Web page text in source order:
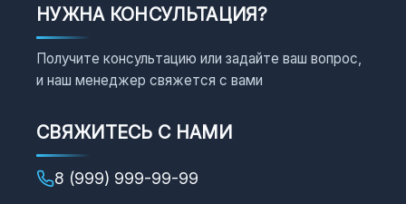
НУЖНА КОНСУЛЬТАЦИЯ?
Получите консультацию или задайте ваш вопрос,
и наш менеджер свяжется с вами
СВЯЖИТЕСЬ С НАМИ
8 (999) 999-99-99